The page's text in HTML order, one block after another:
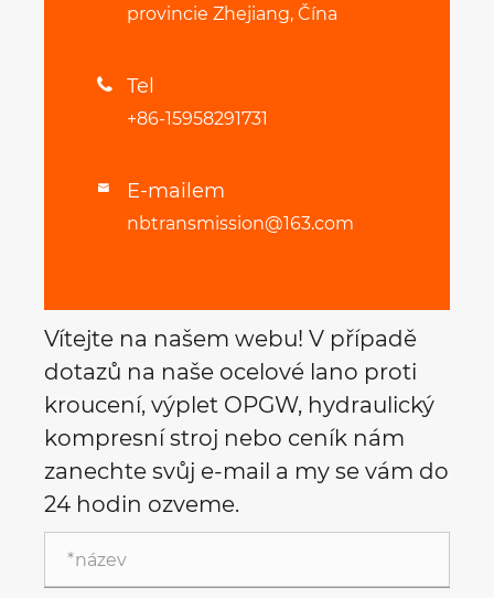
provincie Zhejiang, Čína
 Tel
+86-15958291731
 E-mailem
nbtransmission@163.com
Vítejte na našem webu! V případě
dotazů na naše ocelové lano proti
kroucení, výplet OPGW, hydraulický
kompresní stroj nebo ceník nám
zanechte svůj e-mail a my se vám do
24 hodin ozveme.